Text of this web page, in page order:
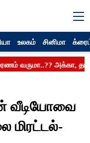
உலகம் சினிமா
வீடியோவை
மிரட்டல்-